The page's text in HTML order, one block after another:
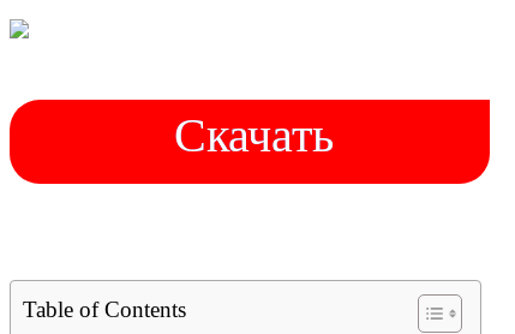
Скачать
Table of Contents